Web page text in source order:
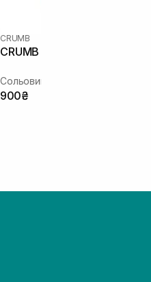
CRUMB
CRUMB Floral Wood 200 мл
900₴